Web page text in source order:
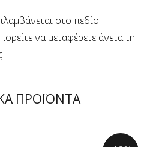
στο πεδίο
να μεταφέρετε άνετα τη
ΠΡΟΪΟΝΤΑ